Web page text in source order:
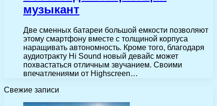
музыкант
Две сменных батареи большой емкости позволяют
этому смартфону вместе с толщиной корпуса
наращивать автономность. Кроме того, благодаря
аудиотракту Hi Sound новый девайс может
похвастаться отличным звучанием. Своими
впечатлениями от Highscreen…
Свежие записи